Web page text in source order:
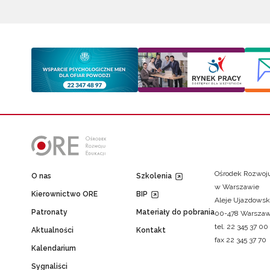
O nas
Kierownictwo ORE
Patronaty
Aktualności
Kalendarium
Sygnaliści
Szkolenia
BIP
Materiały do pobrania
Kontakt
Ośrodek
w Warszawie
Aleje
00-478
tel. 22 345 37 00
fax 22 345 37 70